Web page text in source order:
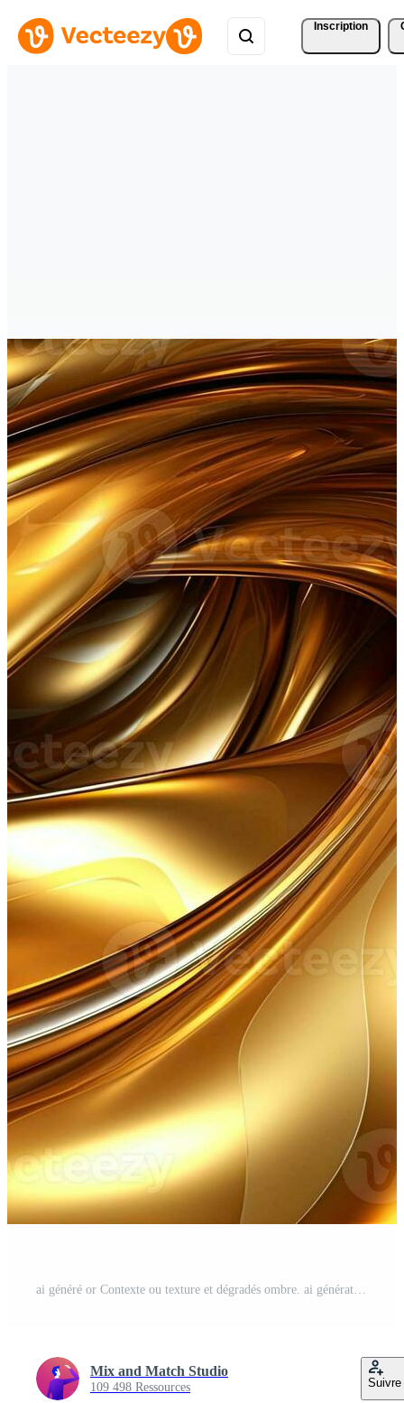
Inscription
Mix and Match Studio
109 498 Ressources Suivre